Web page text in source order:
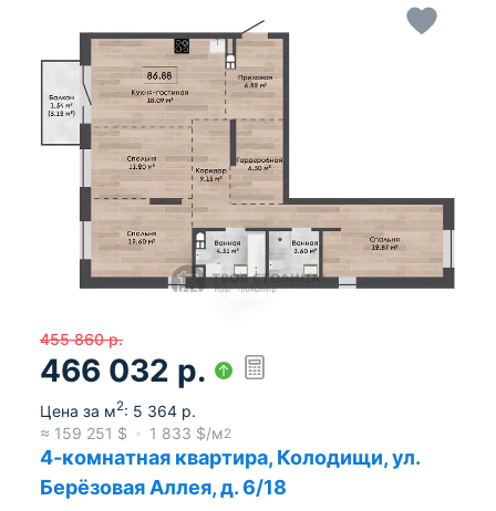
455 860 р.
466 032 р.
Цена за м2: 5 364 р.
≈ 159 251 $ 1 833 $/м2
4-комнатная квартира, Колодищи, ул.
Берёзовая Аллея, д. 6/18